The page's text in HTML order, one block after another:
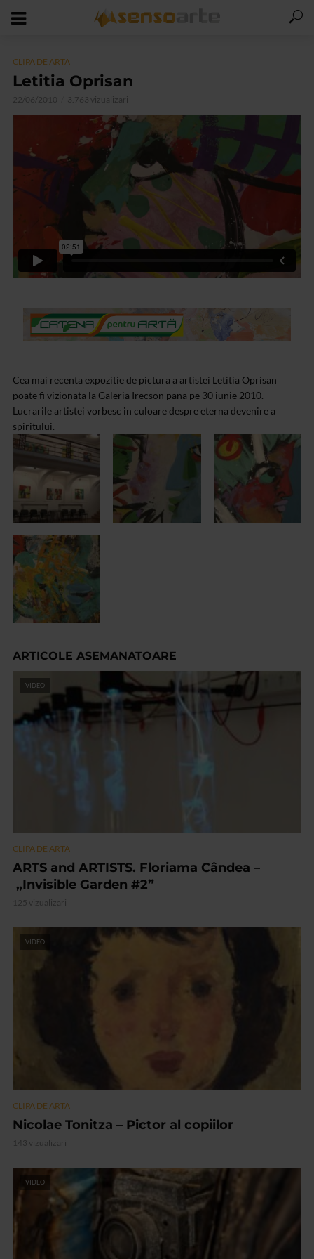
CLIPA DE ARTA
Letitia Oprisan
22/06/2010 3.763 vizualizari
Cea mai recenta expozitie de pictura a artistei Letitia Oprisan
poate fi vizionata la Galeria Irecson pana pe 30 iunie 2010.
Lucrarile artistei vorbesc in culoare despre eterna devenire a
spiritului.
ARTICOLE ASEMANATOARE
VIDEO
CLIPA DE ARTA
ARTS and ARTISTS. Floriama Cândea –
„Invisible Garden #2”
125 vizualizari
VIDEO
CLIPA DE ARTA
Nicolae Tonitza – Pictor al copiilor
143 vizualizari
VIDEO